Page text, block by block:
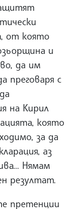
от която
и
да им
преговаря с
на Кирил
която
за да
аз
Нямам
резултат.
претенции